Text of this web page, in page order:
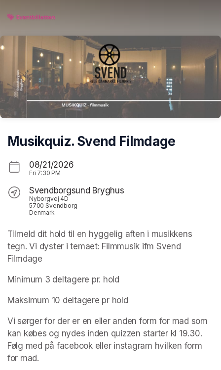
Musikquiz. Svend Filmdage
08/21/2026
Fri 7:30 PM
Svendborgsund Bryghus
Nyborgvej 4D
5700 Svendborg
Denmark
Tilmeld dit hold til en hyggelig aften i musikkens
tegn. Vi dyster i temaet: Filmmusik ifm Svend
Filmdage
Minimum 3 deltagere pr. hold
Maksimum 10 deltagere pr hold
Vi sørger for der er en eller anden form for mad som
kan købes og nydes inden quizzen starter kl 19.30.
Følg med på facebook eller instagram hvilken form
for mad.